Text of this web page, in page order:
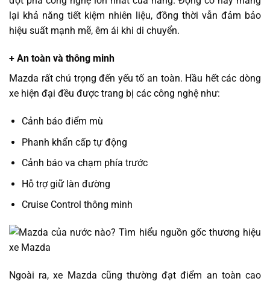
lại khả năng tiết kiệm nhiên liệu, đồng thời vẫn đảm bảo
hiệu suất mạnh mẽ, êm ái khi di chuyển.
+ An toàn và thông minh
Mazda rất chú trọng đến yếu tố an toàn. Hầu hết các dòng
xe hiện đại đều được trang bị các công nghệ như:
Cảnh báo điểm mù
Phanh khẩn cấp tự động
Cảnh báo va chạm phía trước
Hỗ trợ giữ làn đường
Cruise Control thông minh
Ngoài ra, xe Mazda cũng thường đạt điểm an toàn cao